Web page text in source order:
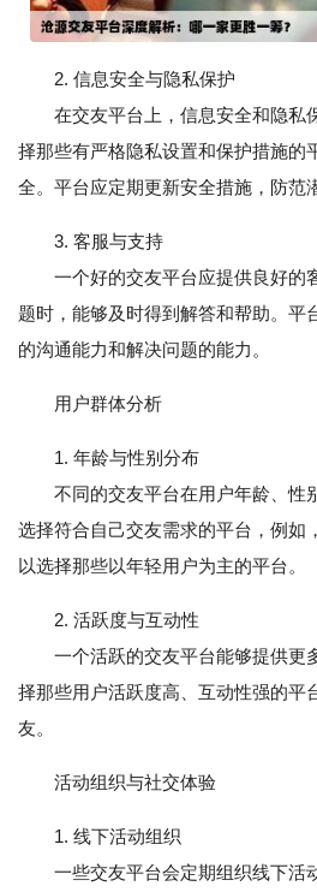
2. 信息安全与隐私保护
在交友平台上，信息安全和隐私
择那些有严格隐私设置和保护措施的
全。平台应定期更新安全措施，防范
3. 客服与支持
一个好的交友平台应提供良好的
题时，能够及时得到解答和帮助。平
的沟通能力和解决问题的能力。
用户群体分析
1. 年龄与性别分布
不同的交友平台在用户年龄、性
选择符合自己交友需求的平台，例如
以选择那些以年轻用户为主的平台。
2. 活跃度与互动性
一个活跃的交友平台能够提供更
择那些用户活跃度高、互动性强的平
友。
活动组织与社交体验
1. 线下活动组织
一些交友平台会定期组织线下活